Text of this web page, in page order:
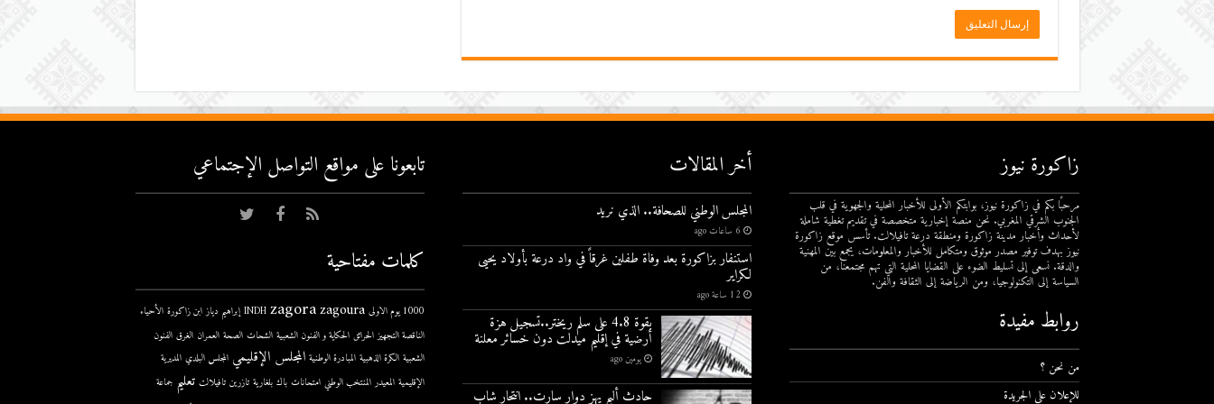
زاكورة نيوز
مرحبًا بكم في زاكورة نيوز، بوابتكم الأولى للأخبار المحلية والجهوية في قلب
الجنوب الشرقي المغربي. نحن منصة إخبارية متخصصة في تقديم تغطية شاملة
لأحداث وأخبار مدينة زاكورة ومنطقة درعة تافيلالت. تأسس موقع زاكورة
نيوز بهدف توفير مصدر موثوق ومتكامل للأخبار والمعلومات، يجمع بين المهنية
والدقة. نسعى إلى تسليط الضوء على القضايا المحلية التي تهم مجتمعنا، من
السياسة إلى التكنولوجيا، ومن الرياضة إلى الثقافة والفن.
روابط مفيدة
من نحن ؟
للإعلان على الجريدة
أخر المقالات
المجلس الوطني للصحافة.. الذي نريد
6 ساعات ago
استنفار بزاكورة بعد وفاة طفلين غرقاً في واد درعة بأولاد يحيى
لكراير
12 ساعة ago
بقوة 4.8 على سلم ريختر..تسجيل هزة
أرضية في إقليم ميدلت دون خسائر معلنة
يومين ago
حادث أليم يهز دوار سارت.. انتحار شاب
تابعونا على مواقع التواصل اﻹجتماعي
كلمات مفتاحية
1000 يوم الاولى INDH zagorazagoura إبراهيم دياز ابن زاكورة الأحياء
الناقصة التجهيز الحرائق الحكاية و الفنون الشعبية الشحات الصحة العمران الغرق الفنون
الشعبية الكرة الذهبية المبادرة الوطنية المجلس الإقليمي المجلس البلدي المديرية
الإقليمية المعيدر المنتخب الوطني امتحانات باك بلغارية تازرين تافيلالت تعليم جماعة